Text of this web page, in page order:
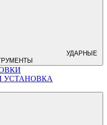
УДАРНЫЕ
УСТАНОВКА